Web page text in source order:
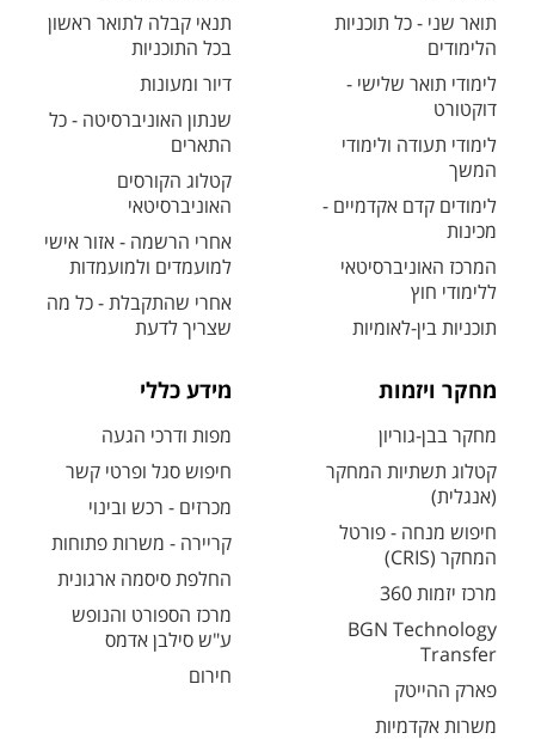
תואר שני - כל תוכניות
הלימודים
לימודי תואר שלישי -
דוקטורט
לימודי תעודה ולימודי
המשך
לימודים קדם אקדמיים -
מכינות
המרכז האוניברסיטאי
ללימודי חוץ
תוכניות בין-לאומיות
תנאי קבלה לתואר ראשון
בכל התוכניות
דיור ומעונות
שנתון האוניברסיטה - כל
התארים
קטלוג הקורסים
האוניברסיטאי
אחרי הרשמה - אזור אישי
למועמדים ולמועמדות
אחרי שהתקבלת - כל מה
שצריך לדעת
מחקר ויזמות
מחקר בבן-גוריון
קטלוג תשתיות המחקר
(אנגלית)
חיפוש מנחה - פורטל
המחקר (CRIS)
מרכז יזמות 360
BGN Technology
Transfer
פארק ההייטק
משרות אקדמיות
מידע כללי
מפות ודרכי הגעה
חיפוש סגל ופרטי קשר
מכרזים - רכש ובינוי
קריירה - משרות פתוחות
החלפת סיסמה ארגונית
מרכז הספורט והנופש
ע"ש סילבן אדמס
חירום